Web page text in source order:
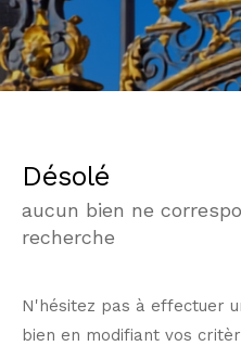
Désolé
aucun bien ne
recherche
N'hésitez pas à effectuer
bien en modifiant vos